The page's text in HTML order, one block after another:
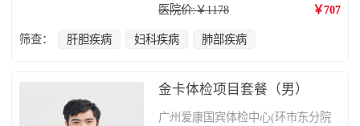
医院价:￥1178
￥707
筛查： 肝胆疾病 妇科疾病 肺部疾病
金卡体检项目套餐（男）
广州爱康国宾体检中心(环市东分院